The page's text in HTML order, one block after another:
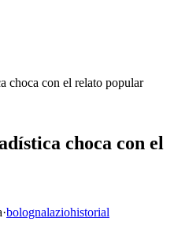
choca con el relato popular
choca con el
·bolognalaziohistorial